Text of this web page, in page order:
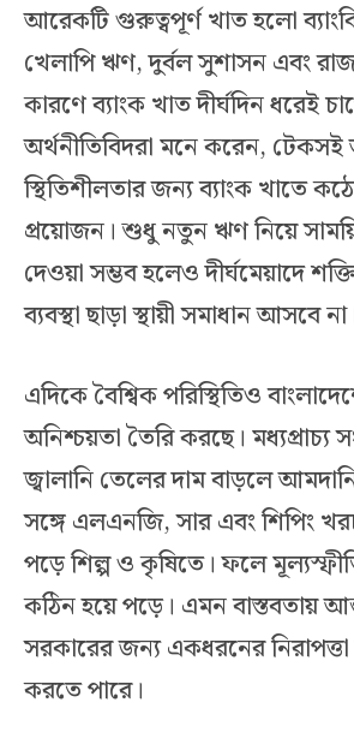
আরেকটি গুরুত্বপূর্ণ খাত হলো
খেলাপি ঋণ, দুর্বল সুশাসন এবং
কারণে ব্যাংক খাত দীর্ঘদিন ধরেই
অর্থনীতিবিদরা মনে করেন,
স্থিতিশীলতার জন্য ব্যাংক খাতে
প্রয়োজন। শুধু নতুন ঋণ নিয়ে
দেওয়া সম্ভব হলেও দীর্ঘমেয়াদে
ব্যবস্থা ছাড়া স্থায়ী সমাধান আসবে
এদিকে বৈশ্বিক পরিস্থিতিও
অনিশ্চয়তা তৈরি করছে। মধ্যপ্রাচ্য
জ্বালানি তেলের দাম বাড়লে
সঙ্গে এলএনজি, সার এবং শিপিং
পড়ে শিল্প ও কৃষিতে। ফলে
কঠিন হয়ে পড়ে। এমন বাস্তবতায়
সরকারের জন্য একধরনের
করতে পারে।